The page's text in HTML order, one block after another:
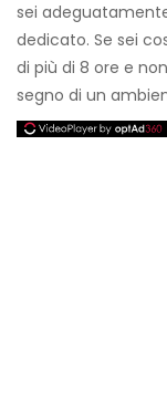
sei
dedicato. Se sei
di più di 8 ore e
segno di un